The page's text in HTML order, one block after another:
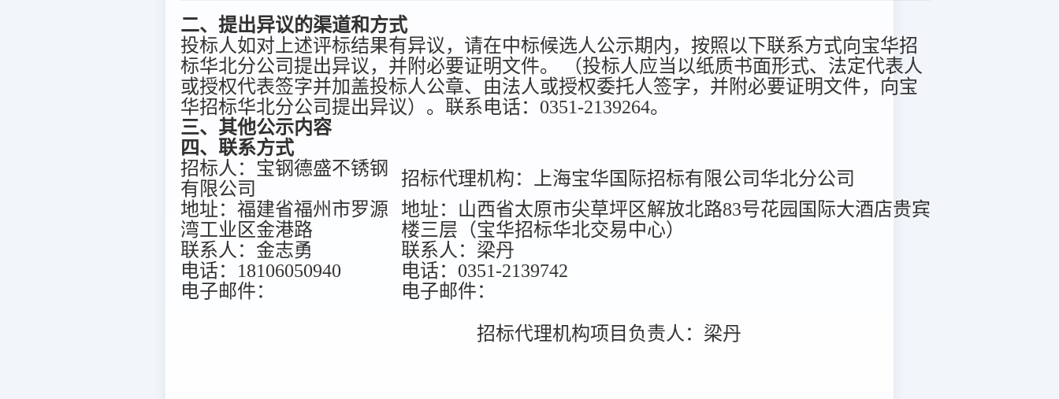
二、提出异议的渠道和方式
投标人如对上述评标结果有异议，请在中标候选人公示期内，按照以下联系方式向宝华招
标华北分公司提出异议，并附必要证明文件。 （投标人应当以纸质书面形式、法定代表人
或授权代表签字并加盖投标人公章、由法人或授权委托人签字，并附必要证明文件，向宝
华招标华北分公司提出异议）。联系电话：0351-2139264。
三、其他公示内容
四、联系方式
招标人：宝钢德盛不锈钢
有限公司
招标代理机构：上海宝华国际招标有限公司华北分公司
地址：福建省福州市罗源
湾工业区金港路
地址：山西省太原市尖草坪区解放北路83号花园国际大酒店贵宾
楼三层（宝华招标华北交易中心）
联系人：金志勇
联系人：梁丹
电话：18106050940
电话：0351-2139742
电子邮件：
电子邮件：
招标代理机构项目负责人：梁丹